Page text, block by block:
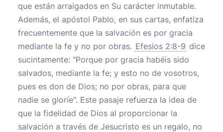
que están arraigados en Su carácter inmutable.
Además, el apóstol Pablo, en sus cartas, enfatiza
frecuentemente que la salvación es por gracia
mediante la fe y no por obras. Efesios 2:8-9 dice
sucintamente: "Porque por gracia habéis sido
salvados, mediante la fe; y esto no de vosotros,
pues es don de Dios; no por obras, para que
nadie se gloríe". Este pasaje refuerza la idea de
que la fidelidad de Dios al proporcionar la
salvación a través de Jesucristo es un regalo, no